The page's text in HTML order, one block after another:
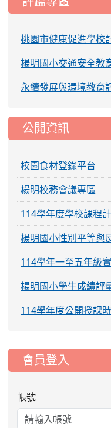
桃園市健康促進學校
楊明國小交通安全教
永續發展與環境教育
公開資訊
校園食材登錄平台
楊明校務會議專區
114學年度學校課程
楊明國小性別平等與
114學年一至五年級
楊明國小學生成績評
114學年度公開授課
::: 會員登入
帳號